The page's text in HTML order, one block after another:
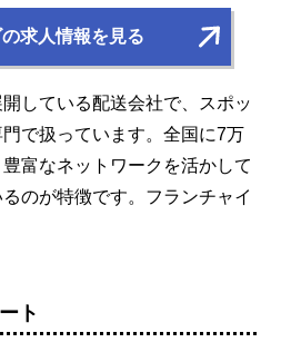
求人情報を見る
している配送会社で、スポッ
で扱っています。全国に7万
富なネットワークを活かして
のが特徴です。フランチャイ
ト